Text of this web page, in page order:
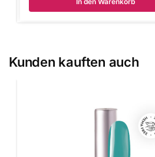
Kunden kauften auch